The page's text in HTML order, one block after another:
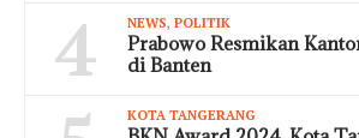
4 NEWS, POLITIK
Prabowo Resmikan
di Banten
KOTA TANGERANG